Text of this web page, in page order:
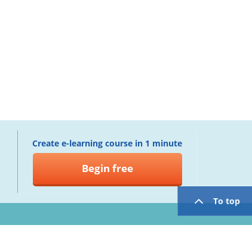
To top
Create e-learning course in 1 minute
Begin free